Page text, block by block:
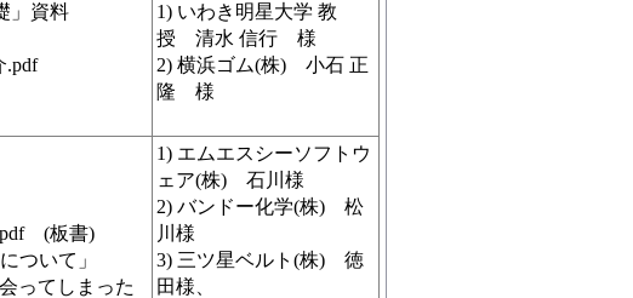
」資料
1) いわき明星大学 教
授 清水 信行 様
2) 横浜ゴム(株) 小石 正
隆 様
(板書)
ついて」
ってしまった
1) エムエスシーソフトウ
ェア(株) 石川様
2) バンドー化学(株) 松
川様
3) 三ツ星ベルト(株) 徳
田様、